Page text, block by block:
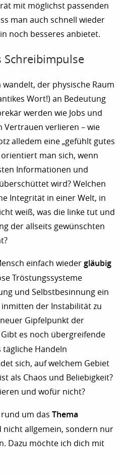
mit möglichst passenden
man auch schnell wieder
noch besseres anbietet.
Schreibimpulse
der physische Raum
Wort!) an Bedeutung
werden wie Jobs und
verlieren – wie
alledem eine „gefühlt gutes
orientiert man sich, wenn
Informationen und
wird? Welchen
Integrität in einer Welt, in
weiß, was die linke tut und
der allseits gewünschten
einfach wieder gläubig
Tröstungssysteme
und Selbstbesinnung ein
der Instabilität zu
Gipfelpunkt der
es noch übergreifende
tägliche Handeln
sich, auf welchem Gebiet
als Chaos und Beliebigkeit?
und wofür nicht?
um das Thema
nicht allgemein, sondern nur
Dazu möchte ich dich mit